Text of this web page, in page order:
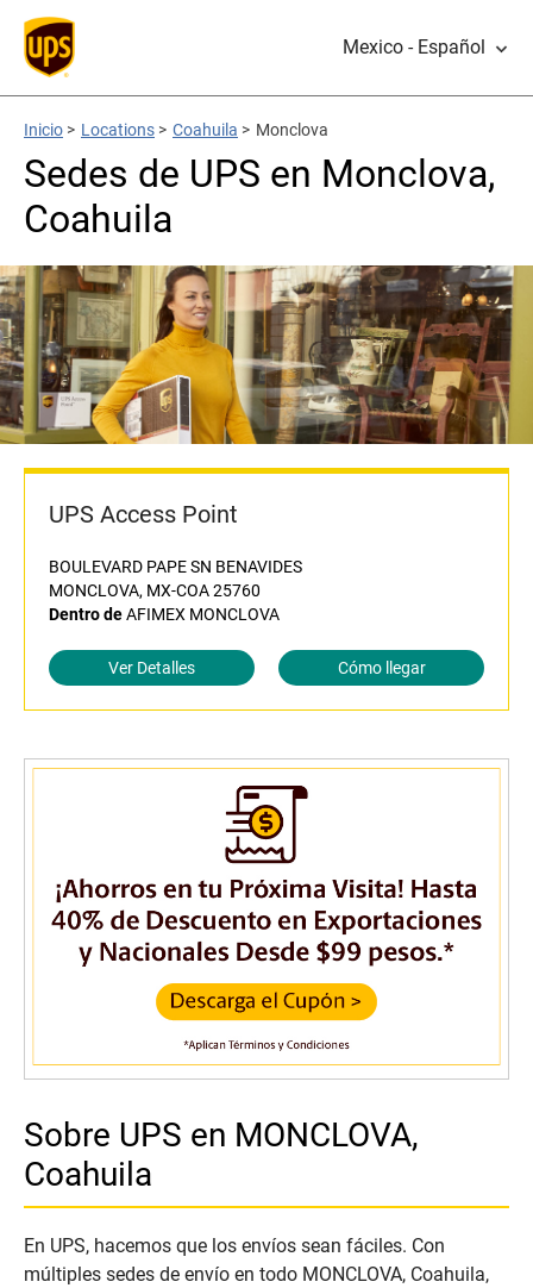
Mexico - Español
Inicio > Locations > Coahuila > Monclova
Sedes de UPS en Monclova,
Coahuila
UPS Access Point
BOULEVARD PAPE SN BENAVIDES
MONCLOVA, MX-COA 25760
Dentro deAFIMEX MONCLOVA
Ver Detalles Cómo llegar
Sobre UPS en MONCLOVA,
Coahuila
En UPS, hacemos que los envíos sean fáciles. Con
múltiples sedes de envío en todo MONCLOVA, Coahuila,